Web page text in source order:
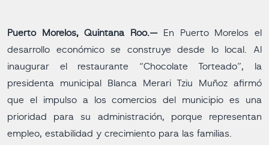
Puerto Morelos, Quintana Roo.—
En Puerto Morelos el
desarrollo económico se construye desde lo local. Al
inaugurar el restaurante “Chocolate Torteado”, la
presidenta municipal Blanca Merari Tziu Muñoz afirmó
que el impulso a los comercios del municipio es una
prioridad para su administración, porque representan
empleo, estabilidad y crecimiento para las familias.